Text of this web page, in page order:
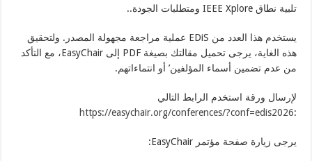
تلبية نطاق IEEE Xplore ومتطلبات الجودة..
يستخدم هذا العدد من EDiS عملية مراجعة مجهولة المصدر. ولتحقيق
هذه الغاية، يرجى تحميل مقالتك بصيغة PDF إلى EasyChair، مع التأكد
من عدم تضمين أسماء المؤلفين’ أو انتماءاتهم.
لإرسال ورقة استخدم الرابط التالي
:
https://easychair.org/conferences/?conf=edis2026
يرجى زيارة صفحة مؤتمر EasyChair: